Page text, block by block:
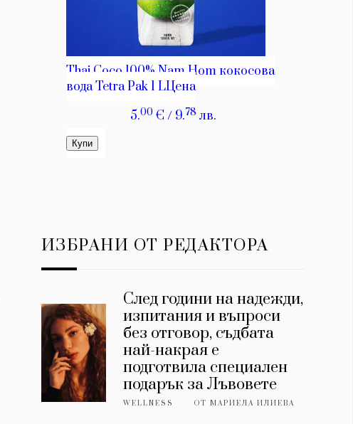
ИЗБРАНИ ОТ РЕДАКТОРА
След години на надежди,
изпитания и въпроси
без отговор, съдбата
най-накрая е
подготвила специален
подарък за Лъвовете
WELLNESS ОТМАРИЕЛА ИЛИЕВА